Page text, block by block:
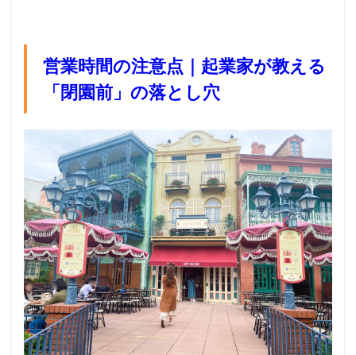
営業時間の注意点｜起業家が教える
「閉園前」の落とし穴